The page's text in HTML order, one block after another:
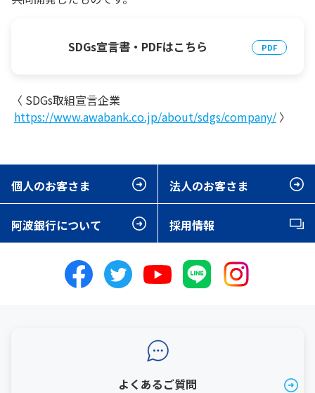
SDGs宣言書・PDFはこちら
〈 SDGs取組宣言企業
https://www.awabank.co.jp/about/sdgs/company/ 〉
個人のお客さま 法人のお客さま
阿波銀行について 採用情報
よくあるご質問